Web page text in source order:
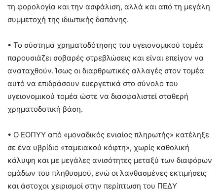
τη φορολογία και την ασφάλιση, αλλά και από τη μεγάλη
συμμετοχή της ιδιωτικής δαπάνης.
• Το σύστημα χρηματοδότησης του υγειονομικού τομέα
παρουσιάζει σοβαρές στρεβλώσεις και είναι επείγον να
αναταχθούν. Ίσως οι διαρθρωτικές αλλαγές στον τομέα
αυτό να επιδράσουν ευεργετικά στο σύνολο του
υγειονομικού τομέα ώστε να διασφαλιστεί σταθερή
χρηματοδοτική βάση.
• Ο ΕΟΠΥΥ από «μοναδικός ενιαίος πληρωτής» κατέληξε
σε ένα υβρίδιο «ταμειακού κόφτη», χωρίς καθολική
κάλυψη και με μεγάλες ανισότητες μεταξύ των διαφόρων
ομάδων του πληθυσμού, ενώ οι λανθασμένες εκτιμήσεις
και άστοχοι χειρισμοί στην περίπτωση του ΠΕΔΥ